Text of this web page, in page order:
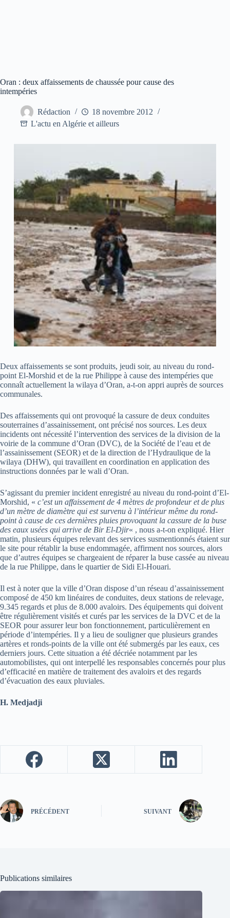
Oran : deux affaissements de chaussée pour cause des
intempéries
Rédaction
18 novembre 2012
L'actu en Algérie et ailleurs
Deux affaissements se sont produits, jeudi soir, au niveau du rond-
point El-Morshid et de la rue Philippe à cause des intempéries que
connaît actuellement la wilaya d’Oran, a-t-on appri auprès de sources
communales.
Des affaissements qui ont provoqué la cassure de deux conduites
souterraines d’assainissement, ont précisé nos sources. Les deux
incidents ont nécessité l’intervention des services de la division de la
voirie de la commune d’Oran (DVC), de la Société de l’eau et de
l’assainissement (SEOR) et de la direction de l’Hydraulique de la
wilaya (DHW), qui travaillent en coordination en application des
instructions données par le wali d’Oran.
S’agissant du premier incident enregistré au niveau du rond-point d’El-
Morshid, « c’est un affaissement de 4 mètres de profondeur et de plus
d’un mètre de diamètre qui est survenu à l’intérieur même du rond-
point à cause de ces dernières pluies provoquant la cassure de la buse
des eaux usées qui arrive de Bir El-Djir« , nous a-t-on expliqué. Hier
matin, plusieurs équipes relevant des services susmentionnés étaient sur
le site pour rétablir la buse endommagée, affirment nos sources, alors
que d’autres équipes se chargeaient de réparer la buse cassée au niveau
de la rue Philippe, dans le quartier de Sidi El-Houari.
Il est à noter que la ville d’Oran dispose d’un réseau d’assainissement
composé de 450 km linéaires de conduites, deux stations de relevage,
9.345 regards et plus de 8.000 avaloirs. Des équipements qui doivent
être régulièrement visités et curés par les services de la DVC et de la
SEOR pour assurer leur bon fonctionnement, particulièrement en
période d’intempéries. Il y a lieu de souligner que plusieurs grandes
artères et ronds-points de la ville ont été submergés par les eaux, ces
derniers jours. Cette situation a été décriée notamment par les
automobilistes, qui ont interpellé les responsables concernés pour plus
d’efficacité en matière de traitement des avaloirs et des regards
d’évacuation des eaux pluviales.
H. Medjadji
PRÉCÉDENT SUIVANT
Publications similaires